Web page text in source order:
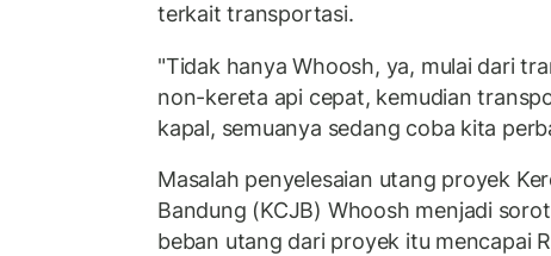
terkait transportasi.
"Tidak hanya Whoosh, ya, mulai dari
non-kereta api cepat, kemudian
kapal, semuanya sedang coba kita
Masalah penyelesaian utang proyek
Bandung (KCJB) Whoosh menjadi
beban utang dari proyek itu mencapai